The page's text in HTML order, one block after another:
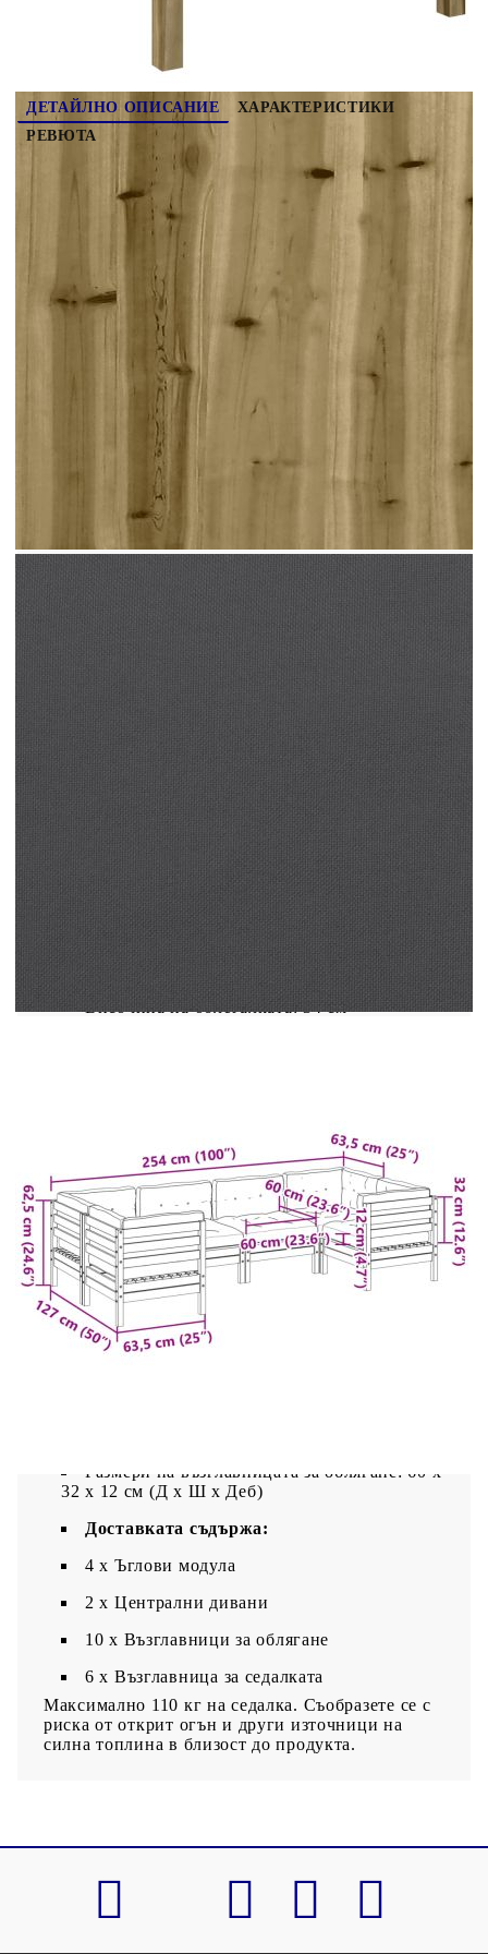
сигурни, че вашите външни мебели ще останат красиви, ви
открит огън и други източници на силна топлина в близост
ДЕТАЙЛНО ОПИСАНИЕ
ХАРАКТЕРИСТИКИ
РЕВЮТА
Този градински диван е идеалното допълнение
към вашия заден двор, тераса или вътрешен
двор, осигурявайки удобно и привлекателно
пространство за разговори със семейството и
приятелите или просто за почивка и забавление
на открито. Здрав и издръжлив материал:
Масивната борова дървесина е известна със
своята здравина и издръжливост. Нейните
прави зърна и отличителни възли допринасят за
рустик чара ѝ. Тя е импрегнирана с
консервиращ разтвор и е подложена на
автоклавно третиране, което повишава
устойчивостта ѝ на гниене и атмосферни
влияния.Удобна седалка: Тази мебел за открито,
снабдена с плътно подплатени възглавници,
предлага удобство при сядане.Добро
проветряване и предотвратяване на
образуването на натрупвания: Дизайнът на
и ефективно предотвратява събирането на вода,
като осигурява суха и удобна седалка.Модулен
дизайн: Този комплект външни мебели има
модулен дизайн, което го прави напълно гъвкав
и лесен за преместване, така че можете да
мебели. Добре е да се знае:За да сте сигурни, че
препоръчваме да ги защитите с водоустойчиво
покривало.
Материал: Борова дървесина,
импрегнирана под вакуум
Товароносимост (на седалка): 110 кг
Необходим е монтаж
Ъглова седалка:
Размери: 63,5 x 63,5
x 62,5 см (Ш x Д x В)
Размери на седалката: 63 x 63 см (Ш x Д)
Височина на облегалката: 34 см
Размери на седалката: 63 x 63 см (Ш x Д)
Височина на облегалката: 34 см
Височина на седалката от земята: 28,5 см
Възглавница:
Цвят: Антрацит
Материал на калъфа: Оксфорд плат
Размери на възглавницата за облягане: 60 x
32 x 12 см (Д х Ш x Деб)
Доставката съдържа:
4 x Ъглови модула
2 х Централни дивани
10 x Възглавници за облягане
6 x Възглавница за седалката
Максимално 110 кг на седалка. Съобразете се с
риска от открит огън и други източници на
силна топлина в близост до продукта.